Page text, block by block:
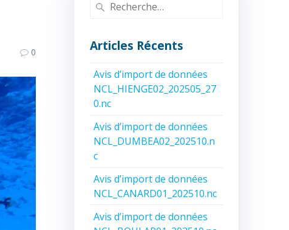
0 Articles Récents
Avis d’import de données
NCL_HIENGE02_202505_27
0.nc
Avis d’import de données
NCL_DUMBEA02_202510.n
c
Avis d’import de données
NCL_CANARD01_202510.nc
Avis d’import de données